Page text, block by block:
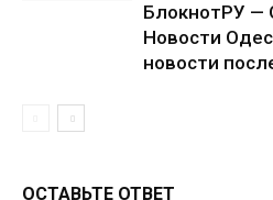
БлокнотРУ —
Новости
новости
ОСТАВЬТЕ ОТВЕТ